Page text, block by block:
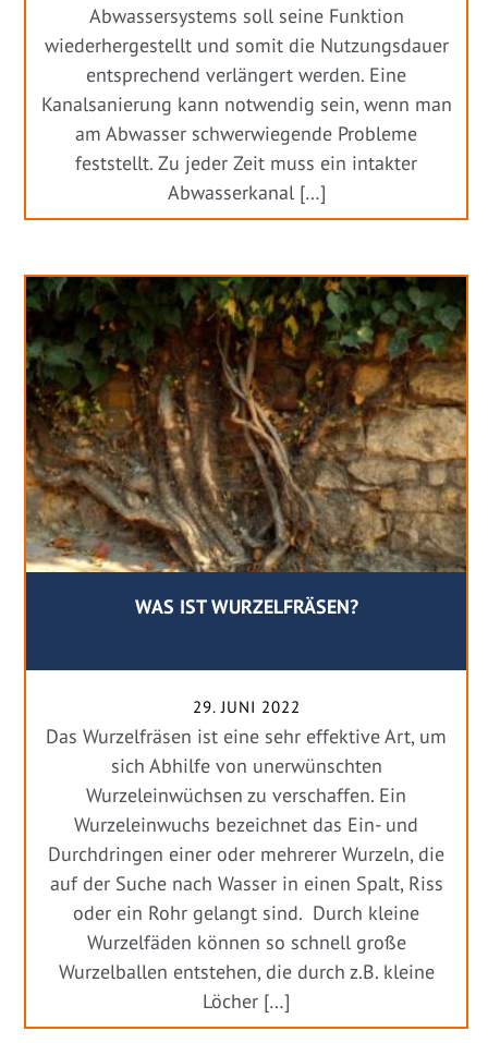
Abwassersystems soll seine Funktion
wiederhergestellt und somit die Nutzungsdauer
entsprechend verlängert werden. Eine
Kanalsanierung kann notwendig sein, wenn man
am Abwasser schwerwiegende Probleme
feststellt. Zu jeder Zeit muss ein intakter
Abwasserkanal […]
WAS IST WURZELFRÄSEN?
29. JUNI 2022
Das Wurzelfräsen ist eine sehr effektive Art, um
sich Abhilfe von unerwünschten
Wurzeleinwüchsen zu verschaffen. Ein
Wurzeleinwuchs bezeichnet das Ein- und
Durchdringen einer oder mehrerer Wurzeln, die
auf der Suche nach Wasser in einen Spalt, Riss
oder ein Rohr gelangt sind. Durch kleine
Wurzelfäden können so schnell große
Wurzelballen entstehen, die durch z.B. kleine
Löcher […]